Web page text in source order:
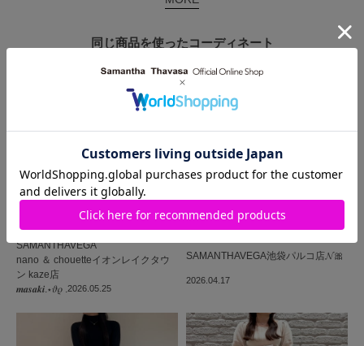
同じ商品を使ったコーディネート
2026.05.25
SAMANTHAVEGA
nano ＆ chouetteイオンレイクタウ
ン kaze店
𝒎𝒂𝒔𝒂𝒌𝒊.⋆𝜗𝜚 .
2026.04.17
SAMANTHAVEGA池袋パルコ店𝓝🎀